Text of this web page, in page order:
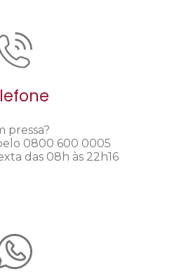
pressa?
0800 600 0005
das 08h às 22h16